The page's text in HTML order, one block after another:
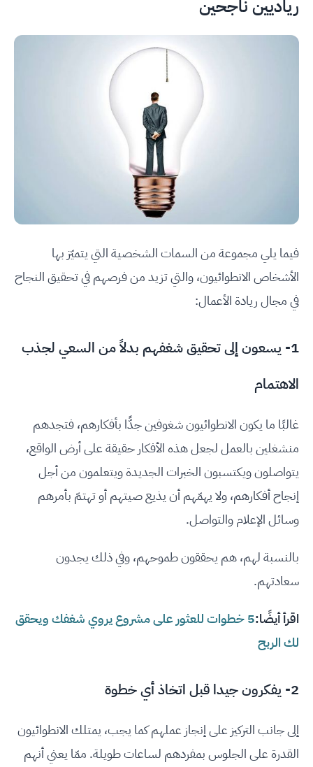
رياديين ناجحين
فيما يلي مجموعة من السمات الشخصية التي يتميّز بها
الأشخاص الانطوائيون، والتي تزيد من فرصهم في تحقيق النجاح
في مجال ريادة الأعمال:
1- يسعون إلى تحقيق شغفهم بدلاً من السعي لجذب
الاهتمام
غالبًا ما يكون الانطوائيون شغوفين جدًّا بأفكارهم، فتجدهم
منشغلين بالعمل لجعل هذه الأفكار حقيقة على أرض الواقع،
يتواصلون ويكتسبون الخبرات الجديدة ويتعلمون من أجل
إنجاح أفكارهم، ولا يهمّهم أن يذيع صيتهم أو تهتمّ بأمرهم
وسائل الإعلام والتواصل.
بالنسبة لهم، هم يحققون طموحهم، وفي ذلك يجدون
سعادتهم.
اقرأ أيضًا: 5 خطوات للعثور على مشروع يروي شغفك ويحقق
لك الربح
2- يفكرون جيدا قبل اتخاذ أي خطوة
إلى جانب التركيز على إنجاز عملهم كما يجب، يمتلك الانطوائيون
القدرة على الجلوس بمفردهم لساعات طويلة. ممّا يعني أنهم